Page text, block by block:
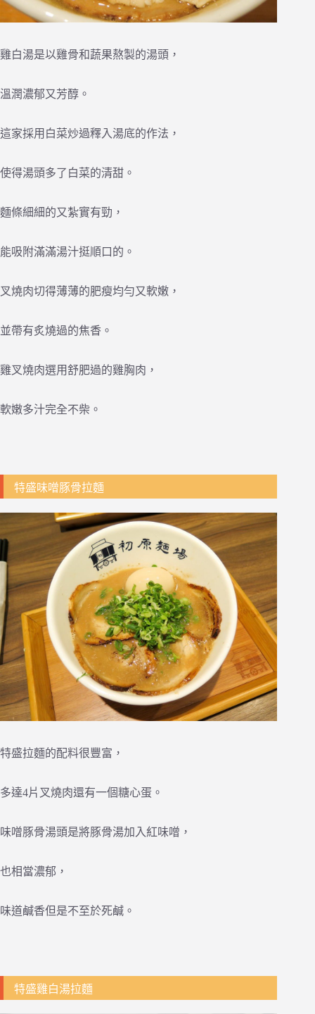
雞白湯是以雞骨和蔬果熬製的湯頭，
溫潤濃郁又芳醇。
這家採用白菜炒過釋入湯底的作法，
使得湯頭多了白菜的清甜。
麵條細細的又紮實有勁，
能吸附滿滿湯汁挺順口的。
叉燒肉切得薄薄的肥瘦均勻又軟嫩，
並帶有炙燒過的焦香。
雞叉燒肉選用舒肥過的雞胸肉，
軟嫩多汁完全不柴。
特盛味噌豚骨拉麵
特盛拉麵的配料很豐富，
多達4片叉燒肉還有一個糖心蛋。
味噌豚骨湯頭是將豚骨湯加入紅味噌，
也相當濃郁，
味道鹹香但是不至於死鹹。
特盛雞白湯拉麵